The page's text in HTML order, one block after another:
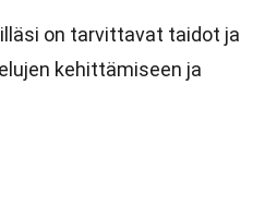
on tarvittavat taidot ja
kehittämiseen ja